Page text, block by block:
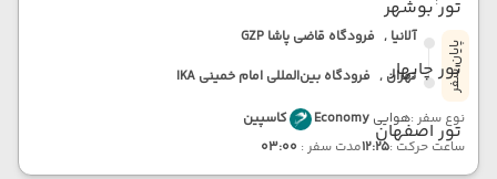
تور بوشهر
تور چابهار
تور اصفهان
پایان سفر
آلانیا , فرودگاه قاضی پاشا GZP
تهران , فرودگاه بین‌المللی امام خمینی IKA
نوع سفر :هوایی
کاسپین
ساعت حرکت :12:25مدت سفر : 03:00